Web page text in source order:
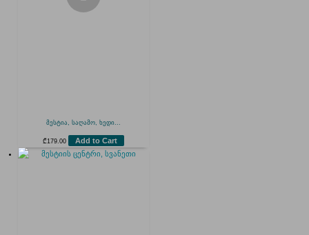
მესტია, საღამო, ხედი...
₾ 179.00 Add to Cart